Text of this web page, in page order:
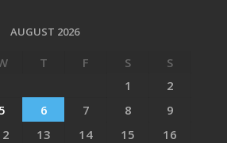
AUGUST 2026
T F S
S
1
2
5 6 7 8
9
13 14 15
16